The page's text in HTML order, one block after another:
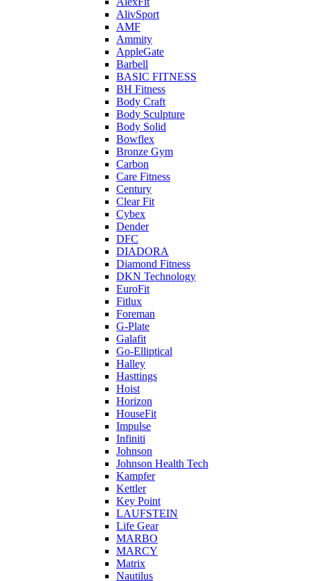
AlivSport
AMF
Ammity
AppleGate
Barbell
BASIC FITNESS
BH Fitness
Body Craft
Body Sculpture
Body Solid
Bowflex
Bronze Gym
Carbon
Care Fitness
Century
Clear Fit
Cybex
Dender
DFC
DIADORA
Diamond Fitness
DKN Technology
EuroFit
Fitlux
Foreman
G-Plate
Galafit
Go-Elliptical
Halley
Hasttings
Hoist
Horizon
HouseFit
Impulse
Infiniti
Johnson
Johnson Health Tech
Kampfer
Kettler
Key Point
LAUFSTEIN
Life Gear
MARBO
MARCY
Matrix
Nautilus